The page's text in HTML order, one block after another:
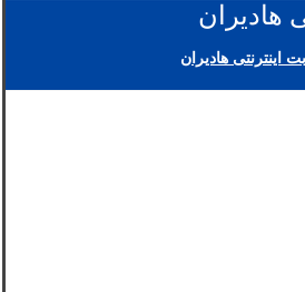
هادیران
اینترنتی هادیران